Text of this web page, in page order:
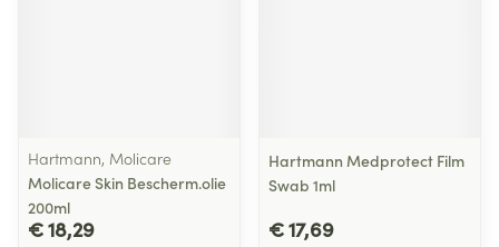
Hartmann, Molicare
Molicare Skin Bescherm.olie
200ml
€ 18,29
Hartmann Medprotect Film
Swab 1ml
€ 17,69